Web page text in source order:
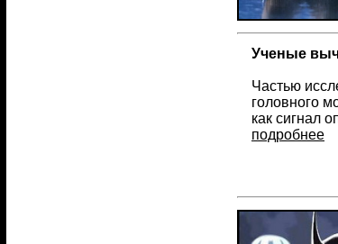
Ученые
Частью
головного
как сигнал
подробнее